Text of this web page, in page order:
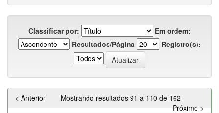
Classificar por:
Em ordem:
Resultados/Página
Registro(s):
Mostrando resultados 91 a 110 de 162
< Anterior
Próximo >